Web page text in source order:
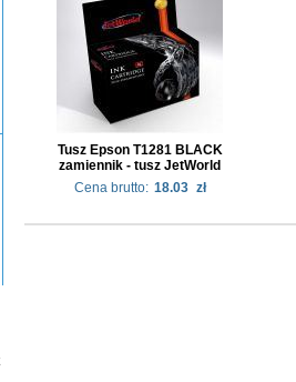
Tusz Epson T1281 BLACK
zamiennik - tusz JetWorld
Cena brutto: 18.03 zł